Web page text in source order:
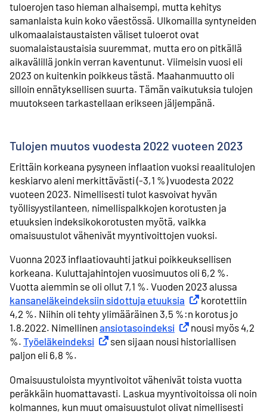
tuloerojen taso hieman alhaisempi, mutta kehitys
samanlaista kuin koko väestössä. Ulkomailla syntyneiden
ulkomaalaistaustaisten väliset tuloerot ovat
suomalaistaustaisia suuremmat, mutta ero on pitkällä
aikavälillä jonkin verran kaventunut. Viimeisin vuosi eli
2023 on kuitenkin poikkeus tästä. Maahanmuutto oli
silloin ennätyksellisen suurta. Tämän vaikutuksia tulojen
muutokseen tarkastellaan erikseen jäljempänä.
Tulojen muutos vuodesta 2022 vuoteen 2023
Erittäin korkeana pysyneen inflaation vuoksi reaalitulojen
keskiarvo aleni merkittävästi (-3,1 %) vuodesta 2022
vuoteen 2023. Nimellisesti tulot kasvoivat hyvän
työllisyystilanteen, nimellispalkkojen korotusten ja
etuuksien indeksikokorotusten myötä, vaikka
omaisuustulot vähenivät myyntivoittojen vuoksi.
Vuonna 2023 inflaatiovauhti jatkui poikkeuksellisen
korkeana. Kuluttajahintojen vuosimuutos oli 6,2 %.
Vuotta aiemmin se oli ollut 7,1 %. Vuoden 2023 alussa
kansaneläkeindeksiin sidottuja etuuksia Ulkoinen linkki
korotettiin
4,2 %. Niihin oli tehty ylimääräinen 3,5 %:n korotus jo
1.8.2022. Nimellinen ansiotasoindeksi Ulkoinen linkki
nousi myös 4,2
%. Työeläkeindeksi Ulkoinen linkki
sen sijaan nousi historiallisen
paljon eli 6,8 %.
Omaisuustuloista myyntivoitot vähenivät toista vuotta
peräkkäin huomattavasti. Laskua myyntivoitoissa oli noin
kolmannes, kun muut omaisuustulot olivat nimellisesti